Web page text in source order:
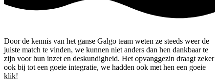
Door de kennis van het ganse Galgo team weten ze steeds weer de
juiste match te vinden, we kunnen niet anders dan hen dankbaar te
zijn voor hun inzet en deskundigheid. Het opvanggezin draagt zeker
ook bij tot een goeie integratie, we hadden ook met hen een goeie
klik!